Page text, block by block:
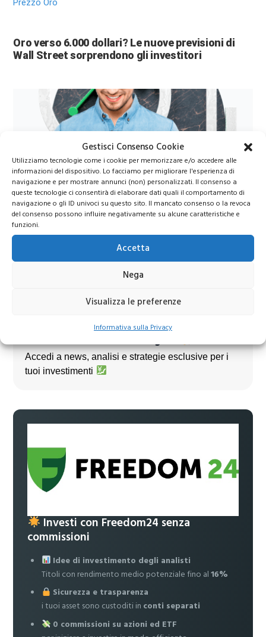
Gestisci Consenso Cookie
Utilizziamo tecnologie come i cookie per memorizzare e/o accedere alle
informazioni del dispositivo. Lo facciamo per migliorare l'esperienza di
navigazione e per mostrare annunci (non) personalizzati. Il consenso a
queste tecnologie ci consentirà di elaborare dati quali il comportamento di
navigazione o gli ID univoci su questo sito. Il mancato consenso o la revoca
del consenso possono influire negativamente su alcune caratteristiche e
funzioni.
Accetta
Nega
Visualizza le preferenze
Informativa sulla Privacy
Prezzo Oro
Oro verso 6.000 dollari? Le nuove previsioni di
Wall Street sorprendono gli investitori
Azioni Bance Europee
Unisciti al nostro canale Telegram!
Accedi a news, analisi e strategie esclusive per i
tuoi investimenti
Investi con Freedom24 senza
commissioni
Idee di investimento degli analisti
Titoli con rendimento medio potenziale fino al16%
Sicurezza e trasparenza
i tuoi asset sono custoditi in conti separati
0 commissioni su azioni ed ETF